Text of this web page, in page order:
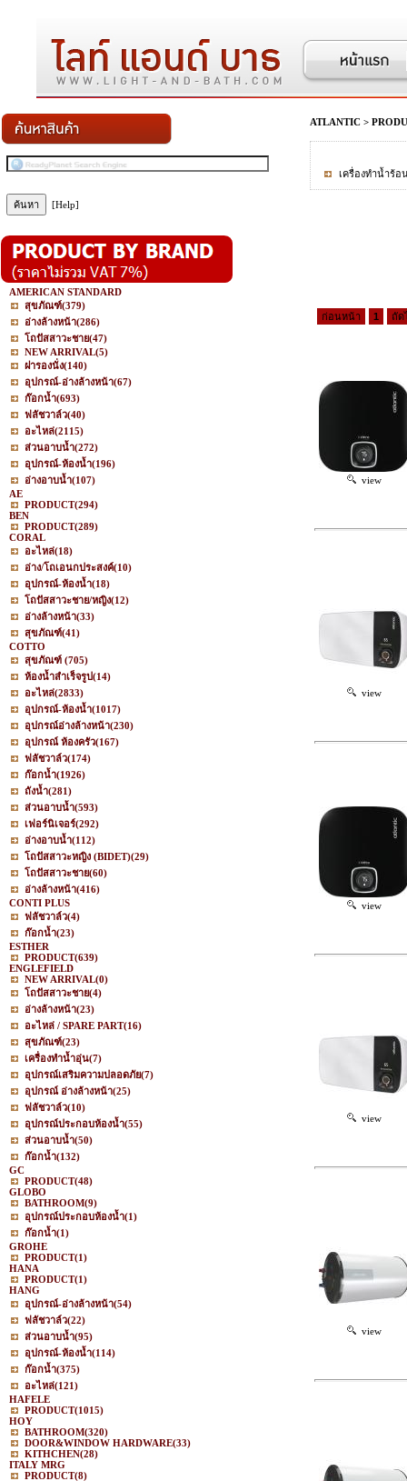
[Help]
AMERICAN STANDARD
สุขภัณฑ์(379)
อ่างล้างหน้า(286)
โถปัสสาวะชาย(47)
NEW ARRIVAL(5)
ฝารองนั่ง(140)
อุปกรณ์-อ่างล้างหน้า(67)
ก๊อกน้ำ(693)
ฟลัชวาล์ว(40)
อะไหล่(2115)
ส่วนอาบน้ำ(272)
อุปกรณ์-ห้องน้ำ(196)
อ่างอาบน้ำ(107)
AE
PRODUCT(294)
BEN
PRODUCT(289)
CORAL
อะไหล่(18)
อ่าง/โถเอนกประสงค์(10)
อุปกรณ์-ห้องน้ำ(18)
โถปัสสาวะชาย/หญิง(12)
อ่างล้างหน้า(33)
สุขภัณฑ์(41)
COTTO
สุขภัณฑ์ (705)
ห้องน้ำสำเร็จรูป(14)
อะไหล่(2833)
อุปกรณ์-ห้องน้ำ(1017)
อุปกรณ์อ่างล้างหน้า(230)
อุปกรณ์ ห้องครัว(167)
ฟลัชวาล์ว(174)
ก๊อกน้ำ(1926)
ถังน้ำ(281)
ส่วนอาบน้ำ(593)
เฟอร์นิเจอร์(292)
อ่างอาบน้ำ(112)
โถปัสสาวะหญิง (BIDET)(29)
โถปัสสาวะชาย(60)
อ่างล้างหน้า(416)
CONTI PLUS
ฟลัชวาล์ว(4)
ก๊อกน้ำ(23)
ESTHER
PRODUCT(639)
ENGLEFIELD
NEW ARRIVAL(0)
โถปัสสาวะชาย(4)
อ่างล้างหน้า(23)
อะไหล่ / SPARE PART(16)
สุขภัณฑ์(23)
เครื่องทำน้ำอุ่น(7)
อุปกรณ์เสริมความปลอดภัย(7)
อุปกรณ์ อ่างล้างหน้า(25)
ฟลัชวาล์ว(10)
อุปกรณ์ประกอบห้องน้ำ(55)
ส่วนอาบน้ำ(50)
ก๊อกน้ำ(132)
GC
PRODUCT(48)
GLOBO
BATHROOM(9)
อุปกรณ์ประกอบห้องน้ำ(1)
ก๊อกน้ำ(1)
GROHE
PRODUCT(1)
HANA
PRODUCT(1)
HANG
อุปกรณ์-อ่างล้างหน้า(54)
ฟลัชวาล์ว(22)
ส่วนอาบน้ำ(95)
อุปกรณ์-ห้องน้ำ(114)
ก๊อกน้ำ(375)
อะไหล่(121)
HAFELE
PRODUCT(1015)
HOY
BATHROOM(320)
DOOR&WINDOW HARDWARE(33)
KITHCHEN(28)
ITALY MRG
PRODUCT(8)
ATLANTIC >
เครื่องทำน้ำร้อ
ก่อนหน้า 1 ถัด
view
view
view
view
view